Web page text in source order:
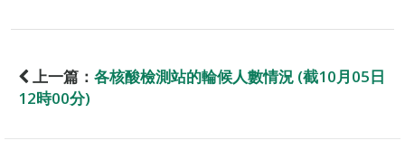
上一篇： 各核酸檢測站的輪候人數情況 (截10月05日
12時00分)